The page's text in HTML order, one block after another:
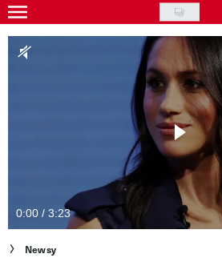
Skip
to
main
Gwiazdy
Kultura
Wideo
0:00 / 3:23
Newsy